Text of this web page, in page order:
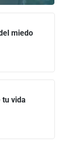
miedo
tu vida